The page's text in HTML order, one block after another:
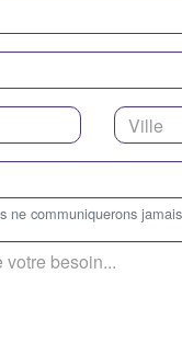
ne communiquerons